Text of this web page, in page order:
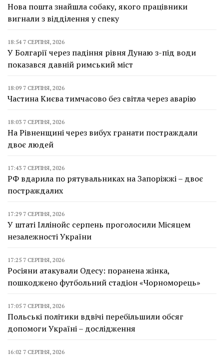
Нова пошта знайшла собаку, якого працівники
вигнали з відділення у спеку
18:54 7 СЕРПНЯ, 2026
У Болгарії через падіння рівня Дунаю з-під води
показався давній римський міст
18:09 7 СЕРПНЯ, 2026
Частина Києва тимчасово без світла через аварію
18:03 7 СЕРПНЯ, 2026
На Рівненщині через вибух гранати постраждали
двоє людей
17:43 7 СЕРПНЯ, 2026
РФ вдарила по рятувальниках на Запоріжжі – двоє
постраждалих
17:29 7 СЕРПНЯ, 2026
У штаті Іллінойс серпень проголосили Місяцем
незалежності України
17:25 7 СЕРПНЯ, 2026
Росіяни атакували Одесу: поранена жінка,
пошкоджено футбольний стадіон «Чорноморець»
17:05 7 СЕРПНЯ, 2026
Польські політики вдвічі перебільшили обсяг
допомоги Україні – дослідження
16:02 7 СЕРПНЯ, 2026